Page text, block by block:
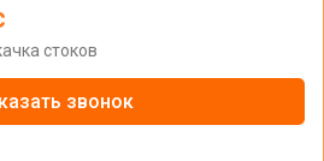
стоков
звонок